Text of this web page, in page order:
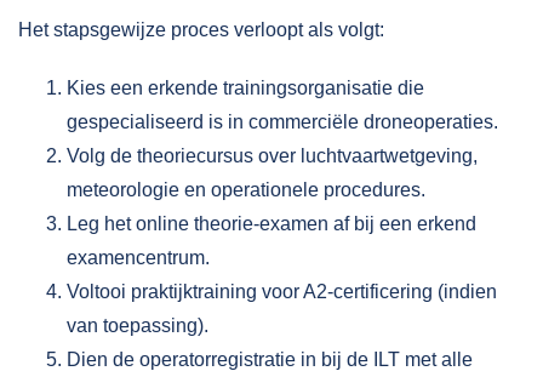
Hetstapsgewijze proces verloopt als volgt:
Kies een erkende trainingsorganisatie die
gespecialiseerd is in commerciële droneoperaties.
Volg de theoriecursus over luchtvaartwetgeving,
meteorologie en operationele procedures.
Leg het online theorie-examen af bij een erkend
examencentrum.
Voltooi praktijktraining voor A2-certificering (indien
van toepassing).
Dien de operatorregistratie in bij de ILT met alle